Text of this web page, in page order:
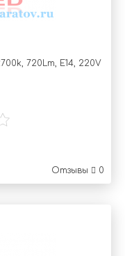
720Lm, Е14, 220V
Отзывы 0